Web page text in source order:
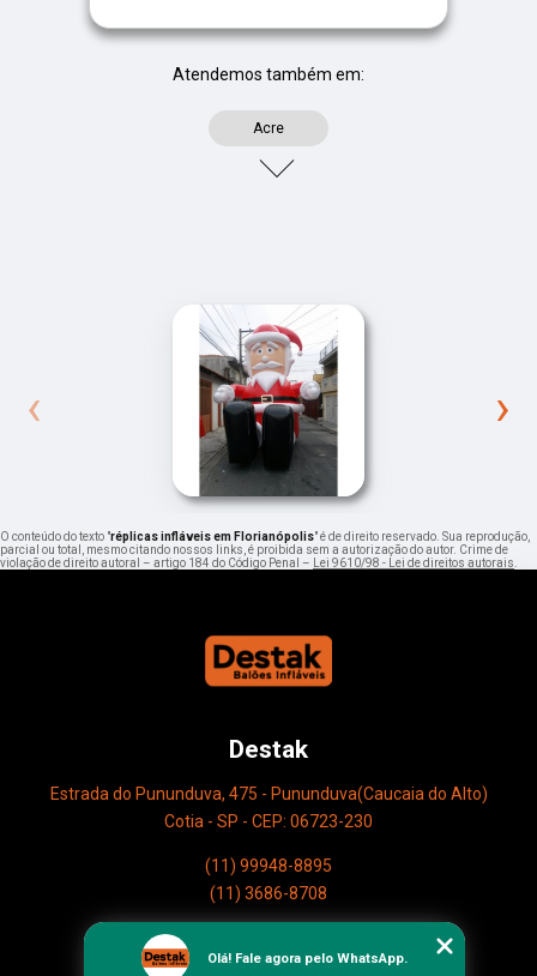
Atendemos também em:
Acre
‹ ›
O conteúdo do texto "réplicas infláveis em Florianópolis" é de direito reservado. Sua reprodução,
parcial ou total, mesmo citando nossos links, é proibida sem a autorização do autor. Crime de
violação de direito autoral – artigo 184 do Código Penal –
Lei 9610/98 - Lei de direitos autorais
Destak
Estrada do Pununduva, 475 - Pununduva(Caucaia do Alto)
Cotia - SP - CEP: 06723-230
(11) 99948-8895
(11) 3686-8708
Empresa
Olá! Fale agora pelo WhatsApp.